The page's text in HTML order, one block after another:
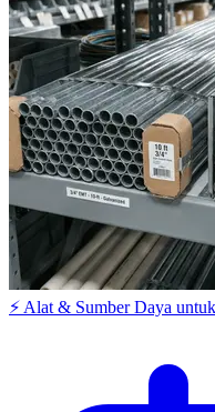
⚡ Alat & Sumber Daya